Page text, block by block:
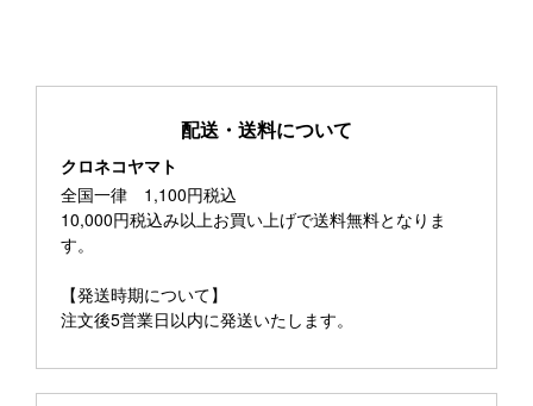
配送・送料について
クロネコヤマト
全国一律 1,100円税込
10,000円税込み以上お買い上げで送料無料となりま
す。
【発送時期について】
注文後5営業日以内に発送いたします。